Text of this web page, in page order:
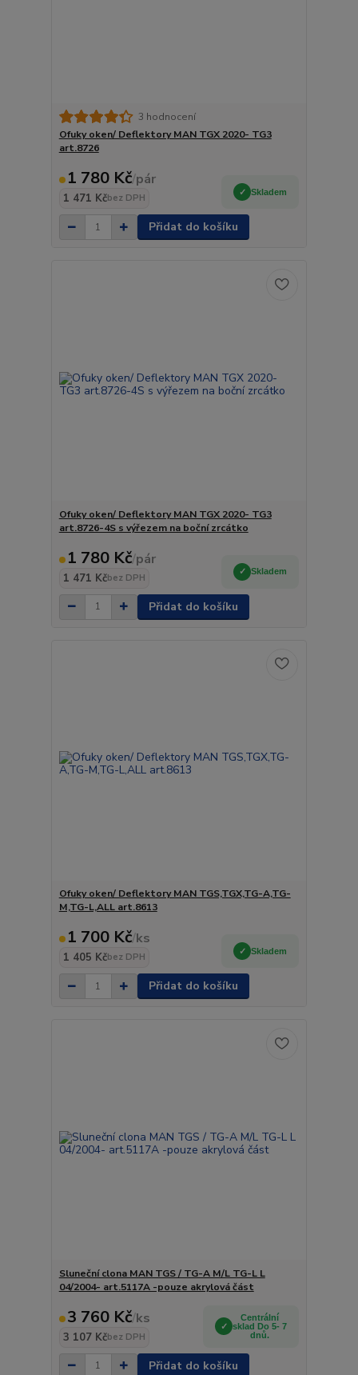
3 hodnocení
Ofuky oken/ Deflektory MAN TGX 2020- TG3
art.8726
1 780 Kč/pár
1 471 Kčbez DPH
Skladem
Přidat do košíku
Ofuky oken/ Deflektory MAN TGX 2020- TG3
art.8726-4S s výřezem na boční zrcátko
1 780 Kč/pár
1 471 Kčbez DPH
Skladem
Přidat do košíku
Ofuky oken/ Deflektory MAN TGS,TGX,TG-A,TG-
M,TG-L,ALL art.8613
1 700 Kč/ks
1 405 Kčbez DPH
Skladem
Přidat do košíku
Sluneční clona MAN TGS / TG-A M/L TG-L L
04/2004- art.5117A -pouze akrylová část
3 760 Kč/ks
3 107 Kčbez DPH
Centrální
sklad Do 5- 7
dnů.
Přidat do košíku